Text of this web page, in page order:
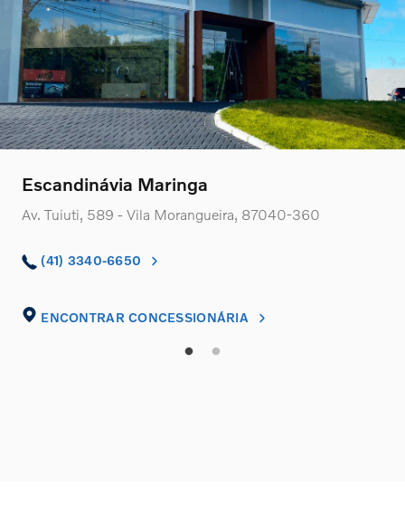
Escandinávia Maringa
Av. Tuiuti, 589 - Vila Morangueira, 87040-360
(41) 3340-6650
ENCONTRAR CONCESSIONÁRIA